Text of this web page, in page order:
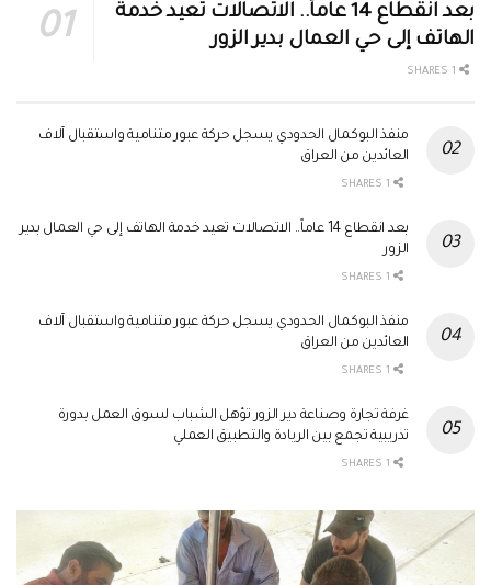
بعد انقطاع 14 عاماً.. الاتصالات تعيد خدمة
الهاتف إلى حي العمال بدير الزور
منفذ البوكمال الحدودي يسجل حركة عبور متنامية واستقبال آلاف
العائدين من العراق
بعد انقطاع 14 عاماً.. الاتصالات تعيد خدمة الهاتف إلى حي العمال بدير
الزور
منفذ البوكمال الحدودي يسجل حركة عبور متنامية واستقبال آلاف
العائدين من العراق
غرفة تجارة وصناعة دير الزور تؤهل الشباب لسوق العمل بدورة
تدريبية تجمع بين الريادة والتطبيق العملي